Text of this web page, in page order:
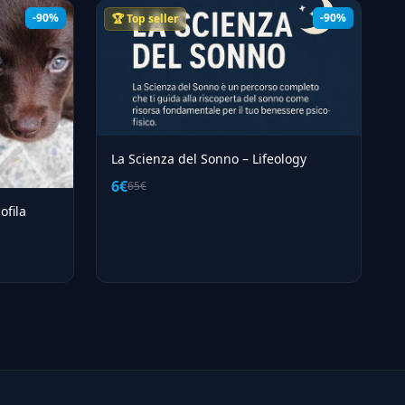
-90% -90%
🏆 Top seller
La Scienza del Sonno – Lifeology
6€65€